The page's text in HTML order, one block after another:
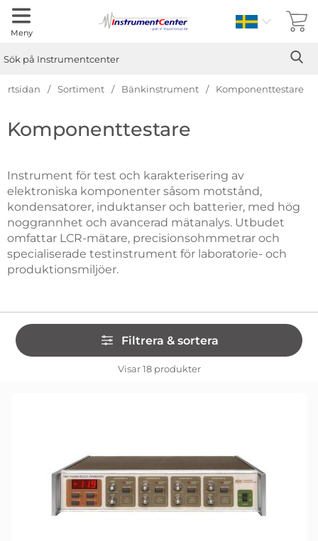
Meny Sverige
Sortiment Bänkinstrument Komponenttestare
till
produkter
Komponenttestare
Instrument för test och karakterisering av
elektroniska komponenter såsom motstånd,
kondensatorer, induktanser och batterier, med hög
noggrannhet och avancerad mätanalys. Utbudet
omfattar LCR-mätare, precisionsohmmetrar och
specialiserade testinstrument för laboratorie- och
produktionsmiljöer.
Hoppa
över
filtersektionen
Filtrera & sortera
Filtrera & sorteraVisar 18 produkter